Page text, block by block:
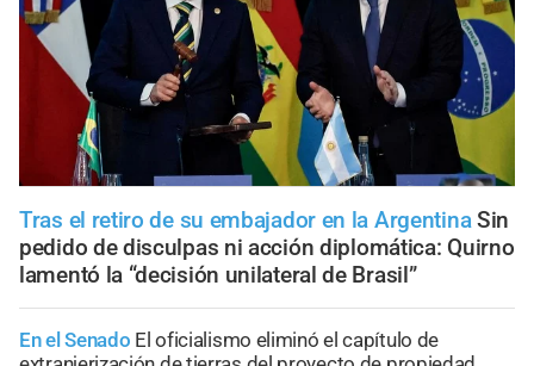
Tras el retiro de su embajador en la Argentina Sin
pedido de disculpas ni acción diplomática: Quirno
lamentó la “decisión unilateral de Brasil”
En el Senado El oficialismo eliminó el capítulo de